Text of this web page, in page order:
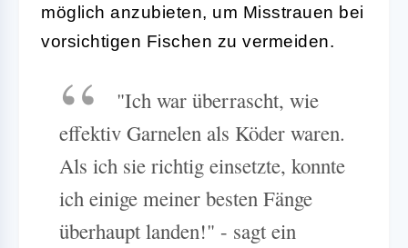
möglich anzubieten, um Misstrauen bei
vorsichtigen Fischen zu vermeiden.
"Ich war überrascht, wie
effektiv Garnelen als Köder waren.
Als ich sie richtig einsetzte, konnte
ich einige meiner besten Fänge
überhaupt landen!" - sagt ein